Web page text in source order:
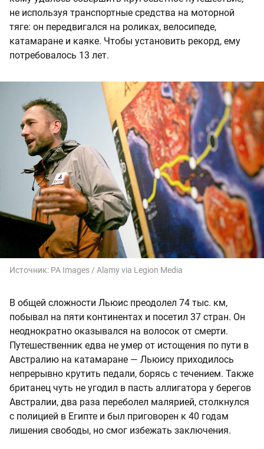
не используя транспортные средства на моторной
тяге: он передвигался на роликах, велосипеде,
катамаране и каяке. Чтобы установить рекорд, ему
потребовалось 13 лет.
Источник: PA Images / Alamy via Legion Media
В общей сложности Льюис преодолел 74 тыс. км,
побывал на пяти континентах и посетил 37 стран. Он
неоднократно оказывался на волосок от смерти.
Путешественник едва не умер от истощения по пути в
Австралию на катамаране — Льюису приходилось
непрерывно крутить педали, борясь с течением. Также
британец чуть не угодил в пасть аллигатора у берегов
Австралии, два раза переболел малярией, столкнулся
с полицией в Египте и был приговорен к 40 годам
лишения свободы, но смог избежать заключения.